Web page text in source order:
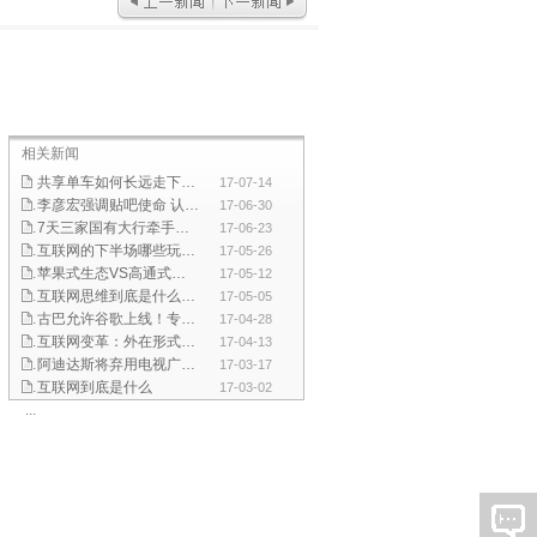
相关新闻
17-07-14
共享单车如何长远走下去？政府应加强引导和监管
17-06-30
李彦宏强调贴吧使命 认为移动互联网机会所剩不多
17-06-23
7天三家国有大行牵手互联网巨头 双方合作是大势所趋
17-05-26
互联网的下半场哪些玩法会引发行业巨变
17-05-12
苹果式生态VS高通式生态 谁更是驱动中国产业发展新动能
17-05-05
互联网思维到底是什么？看完这篇文章你就知道了！
17-04-28
古巴允许谷歌上线！专家:这是一个难得的进步
17-04-13
互联网变革：外在形式不断改变但本质却没有变
17-03-17
阿迪达斯将弃用电视广告宣传 重数字化渠道吸引年轻人
17-03-02
互联网到底是什么